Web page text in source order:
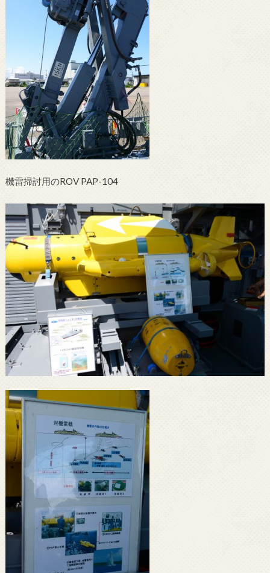
機雷掃討用のROV PAP-104